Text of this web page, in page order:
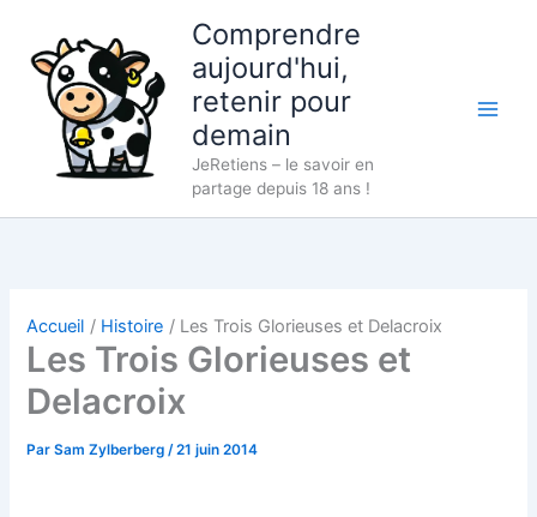
contenu
Comprendre
aujourd'hui,
retenir pour
demain
JeRetiens – le savoir en
partage depuis 18 ans !
Accueil Histoire Les Trois Glorieuses et Delacroix
Les Trois Glorieuses et
Delacroix
ParSam Zylberberg/21 juin 2014